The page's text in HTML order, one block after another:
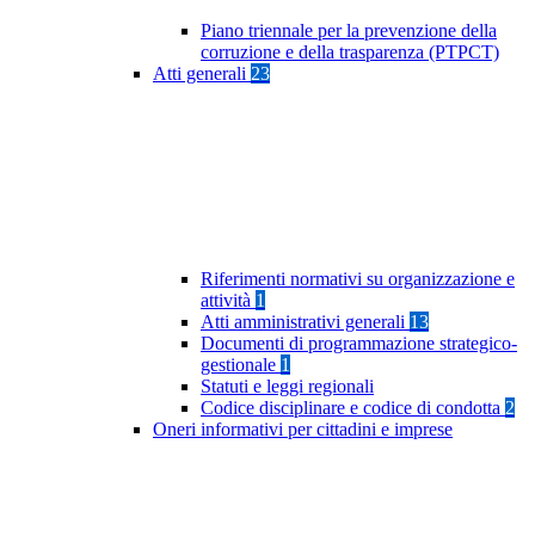
Piano triennale per la prevenzione della
corruzione e della trasparenza (PTPCT)
Atti generali 23
Riferimenti normativi su organizzazione e
attività 1
Atti amministrativi generali 13
Documenti di programmazione strategico-
gestionale 1
Statuti e leggi regionali
Codice disciplinare e codice di condotta 2
Oneri informativi per cittadini e imprese